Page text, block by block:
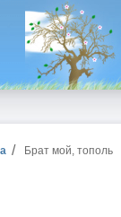
Брат мой, тополь